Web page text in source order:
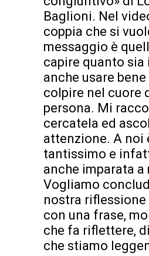
Baglioni. Nel
coppia che si
messaggio è
capire quanto
anche usare
colpire nel cuore
persona. Mi
cercatela ed
attenzione. A noi
tantissimo e
anche imparata a
Vogliamo
nostra riflessione
con una frase,
che fa riflettere,
che stiamo